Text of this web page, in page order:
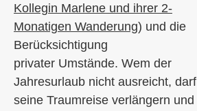
Kollegin Marlene und ihrer 2-
Monatigen Wanderung) und die
Berücksichtigung
privater Umstände. Wem der
Jahresurlaub nicht ausreicht, darf
seine Traumreise verlängern und